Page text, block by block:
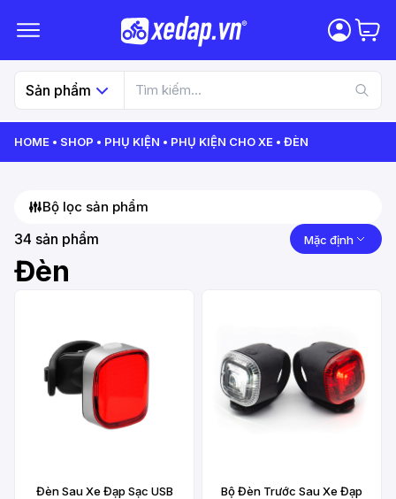
Sản phẩm
HOME SHOP PHỤ KIỆN PHỤ KIỆN CHO XE ĐÈN
Bộ lọc sản phẩm
34 sản phẩm Mặc định
Đèn
Đèn Sau Xe Đạp Sạc USB
Bộ Đèn Trước Sau Xe Đạp